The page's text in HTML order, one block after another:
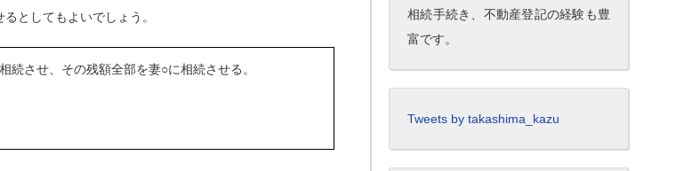
としてもよいでしょう。
させ、その残額全部を妻○に相続させる。
相続手続き、不動産登記の経験も豊
富です。
Tweets by takashima_kazu